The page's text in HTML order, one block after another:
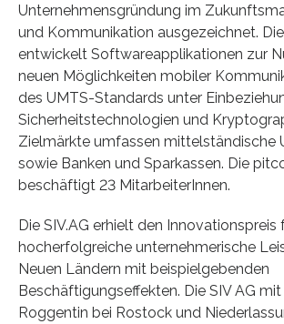
Unternehmensgründung im
und Kommunikation ausgezeichnet.
entwickelt Softwareapplikationen zur
neuen Möglichkeiten mobiler
des UMTS-Standards unter
Sicherheitstechnologien und
Zielmärkte umfassen mittelständische
sowie Banken und Sparkassen. Die
beschäftigt 23 MitarbeiterInnen.
Die SIV.AG erhielt den Innovationspreis
hocherfolgreiche unternehmerische
Neuen Ländern mit beispielgebenden
Beschäftigungseffekten. Die SIV AG
Roggentin bei Rostock und